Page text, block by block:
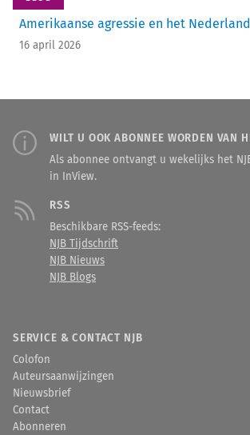
Amerikaanse agressie en het
16 april 2026
WILT U OOK ABONNEE WORDEN VAN
Als abonnee ontvangt u wekelijks het
in InView.
RSS
Beschikbare RSS-feeds:
NJB Tijdschrift
NJB Nieuws
NJB Blogs
SERVICE & CONTACT NJB
Colofon
Auteursaanwijzingen
Nieuwsbrief
Contact
Abonneren